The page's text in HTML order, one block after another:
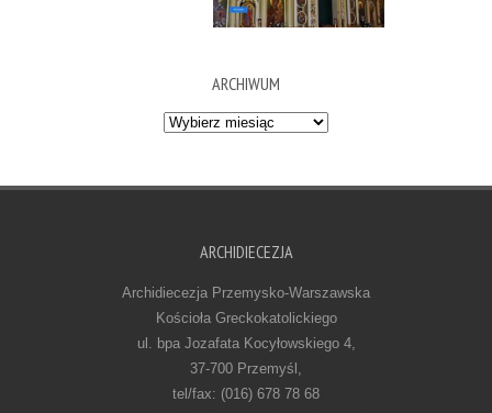
ARCHIWUM
Archiwum
ARCHIDIECEZJA
Archidiecezja Przemysko-Warszawska
Kościoła Greckokatolickiego
ul. bpa Jozafata Kocyłowskiego 4,
37-700 Przemyśl,
tel/fax: (016) 678 78 68